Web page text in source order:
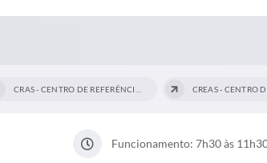
Funcionamento: 7h30 às